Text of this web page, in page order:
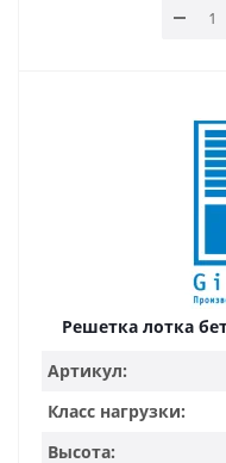
Решетка лотка
Артикул:
Класс нагрузки:
Высота: